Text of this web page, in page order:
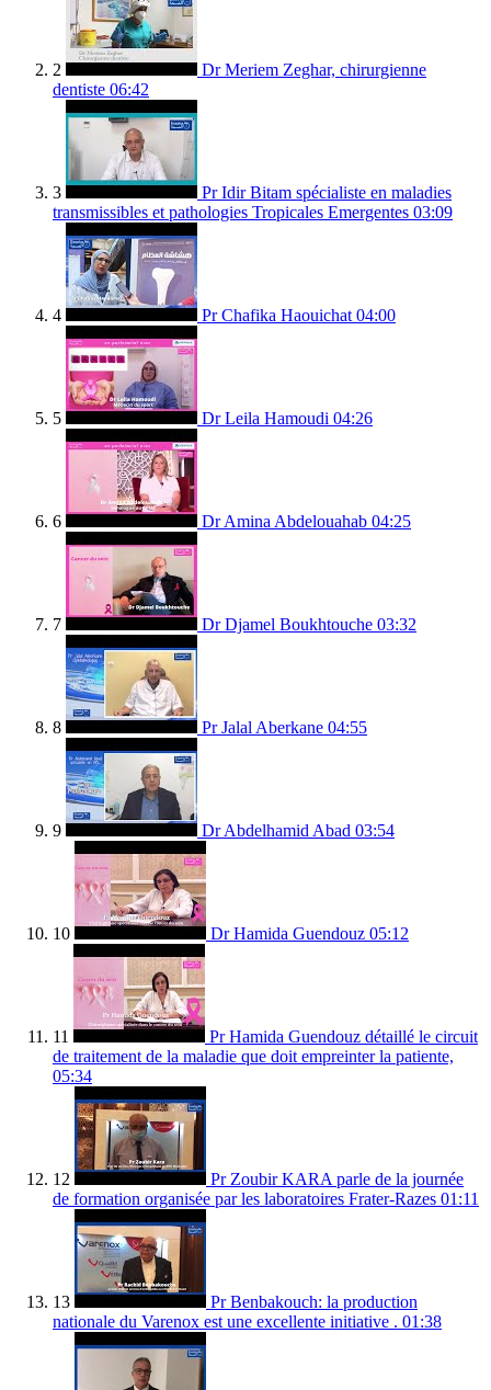
2
Dr Meriem Zeghar, chirurgienne
dentiste 06:42
3
Pr Idir Bitam spécialiste en maladies
transmissibles et pathologies Tropicales Emergentes 03:09
4 Pr Chafika Haouichat 04:00
5 Dr Leila Hamoudi 04:26
6 Dr Amina Abdelouahab 04:25
7 Dr Djamel Boukhtouche 03:32
8 Pr Jalal Aberkane 04:55
9 Dr Abdelhamid Abad 03:54
10 Dr Hamida Guendouz 05:12
11
Pr Hamida Guendouz détaillé le circuit
de traitement de la maladie que doit empreinter la patiente,
05:34
12
Pr Zoubir KARA parle de la journée
de formation organisée par les laboratoires Frater-Razes 01:11
13
Pr Benbakouch: la production
nationale du Varenox est une excellente initiative . 01:38